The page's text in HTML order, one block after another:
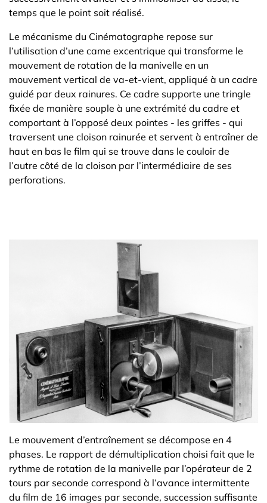
temps que le point soit réalisé.
Le mécanisme du Cinématographe repose sur
l’utilisation d’une came excentrique qui transforme le
mouvement de rotation de la manivelle en un
mouvement vertical de va-et-vient, appliqué à un cadre
guidé par deux rainures. Ce cadre supporte une tringle
fixée de manière souple à une extrémité du cadre et
comportant à l’opposé deux pointes - les griffes - qui
traversent une cloison rainurée et servent à entraîner de
haut en bas le film qui se trouve dans le couloir de
l’autre côté de la cloison par l’intermédiaire de ses
perforations.
Le mouvement d’entraînement se décompose en 4
phases. Le rapport de démultiplication choisi fait que le
rythme de rotation de la manivelle par l’opérateur de 2
tours par seconde correspond à l’avance intermittente
du film de 16 images par seconde, succession suffisante